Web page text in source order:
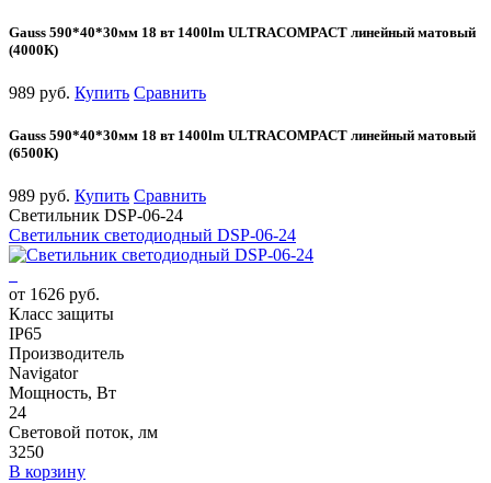
Gauss 590*40*30мм 18 вт 1400lm ULTRACOMPACT линейный матовый
(4000К)
989 руб. Купить Сравнить
Gauss 590*40*30мм 18 вт 1400lm ULTRACOMPACT линейный матовый
(6500К)
989 руб. Купить Сравнить
Светильник DSP-06-24
Светильник светодиодный DSP-06-24
от 1626 руб.
Класс защиты
IP65
Производитель
Navigator
Мощность, Вт
24
Световой поток, лм
3250
В корзину